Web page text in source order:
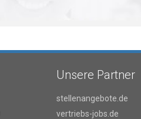
Unsere Partner
stellenangebote.de
vertriebs-jobs.de